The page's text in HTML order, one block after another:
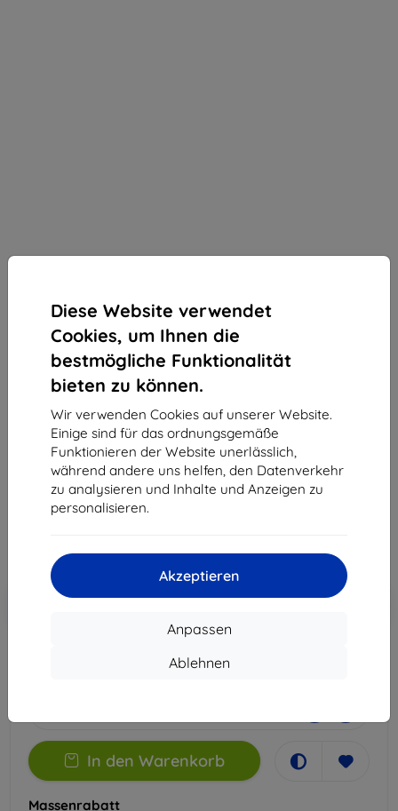
Diese Website verwendet
Cookies, um Ihnen die
bestmögliche Funktionalität
bieten zu können.
Wir verwenden Cookies auf unserer Website.
Einige sind für das ordnungsgemäße
Funktionieren der Website unerlässlich,
während andere uns helfen, den Datenverkehr
zu analysieren und Inhalte und Anzeigen zu
personalisieren.
Akzeptieren
Anpassen
Ablehnen
3mk Silky Matt Pro Schutzfolie für Honor Magic 7
Geeignet für: Honor Magic 7 Pro
12,90 €
11,61 €
ohne MWSt9,76 €
Rabatt mit Gutschein
In den
In den Warenkorb
Massenrabatt